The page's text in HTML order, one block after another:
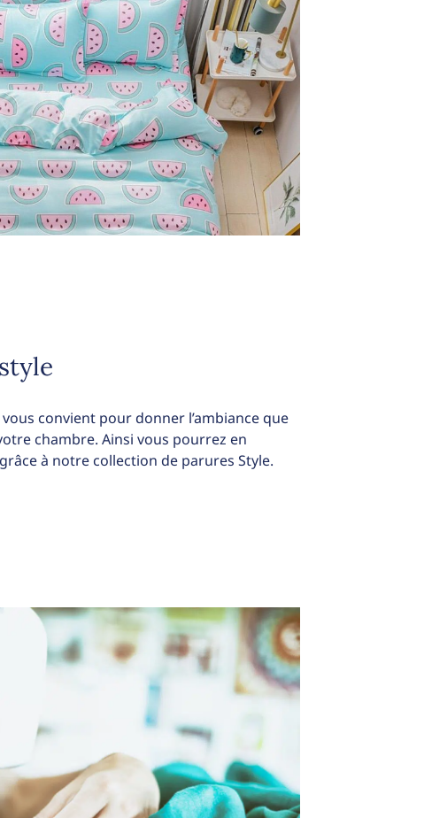
convient pour donner l’ambiance que
chambre. Ainsi vous pourrez en
à notre collection de parures Style.